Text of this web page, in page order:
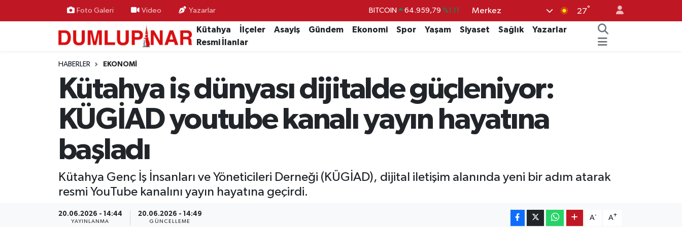
Foto Galeri Video Yazarlar DOLAR 47,7436 %0.18
EURO 55,2510 %0.32
BİST100 13.779 %-14
64.959,79 %1.11
Merkez 27°
Kütahya İlçeler Asayiş Gündem Ekonomi Spor Yaşam Siyaset Sağlık
Yazarlar
Resmi İlanlar
HABERLER EKONOMI
Kütahya iş dünyası dijitalde güçleniyor:
KÜGİAD youtube kanalı yayın hayatına
başladı
Kütahya Genç İş İnsanları ve Yöneticileri Derneği (KÜGİAD), dijital iletişim alanında yeni bir adım atarak
resmi YouTube kanalını yayın hayatına geçirdi.
20.06.2026 - 14:44
YAYINLANMA
20.06.2026 - 14:49
GÜNCELLEME
A- A+
Kütahya Hava Durumu
Kütahya Trafik Yoğunluk Haritası
Süper Lig Puan Durumu ve Fikstür
Tüm Manşetler